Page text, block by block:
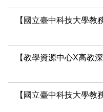
【國立臺中科技大學
【教學資源中心X高教
【國立臺中科技大學